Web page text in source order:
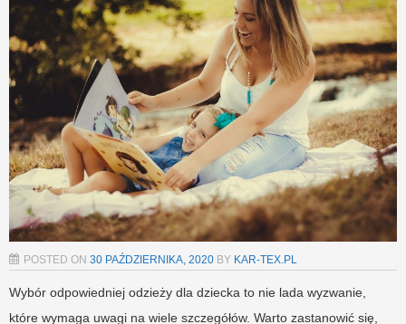
POSTED ON 30 PAŹDZIERNIKA, 2020 BY KAR-TEX.PL
Wybór odpowiedniej odzieży dla dziecka to nie lada wyzwanie,
które wymaga uwagi na wiele szczegółów. Warto zastanowić się,